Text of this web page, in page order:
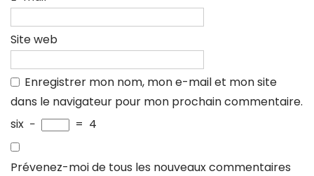
Site web
Enregistrer mon nom, mon e-mail et mon site
dans le navigateur pour mon prochain commentaire.
six − = 4
Prévenez-moi de tous les nouveaux commentaires